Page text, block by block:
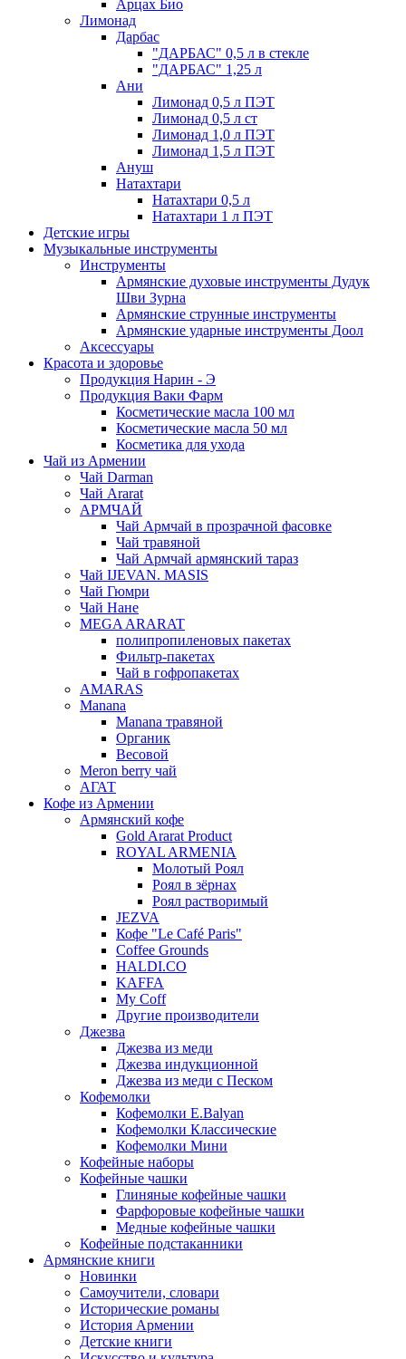
Арцах Био
Лимонад
Дарбас
"ДАРБАС" 0,5 л в стекле
"ДАРБАС" 1,25 л
Ани
Лимонад 0,5 л ПЭТ
Лимонад 0,5 л ст
Лимонад 1,0 л ПЭТ
Лимонад 1,5 л ПЭТ
Ануш
Натахтари
Натахтари 0,5 л
Натахтари 1 л ПЭТ
Детские игры
Музыкальные инструменты
Инструменты
Армянские духовые инструменты Дудук
Шви Зурна
Армянские струнные инструменты
Армянские ударные инструменты Доол
Аксессуары
Красота и здоровье
Продукция Нарин - Э
Продукция Ваки Фарм
Косметические масла 100 мл
Косметические масла 50 мл
Косметика для ухода
Чай из Армении
Чай Darman
Чай Ararat
АРМЧАЙ
Чай Армчай в прозрачной фасовке
Чай травяной
Чай Армчай армянский тараз
Чай IJEVAN. MASIS
Чай Гюмри
Чай Нане
MEGA ARARAT
полипропиленовых пакетах
Фильтр-пакетах
Чай в гофропакетах
AMARAS
Manana
Manana травяной
Органик
Весовой
Meron berry чай
АГАТ
Кофе из Армении
Армянский кофе
Gold Ararat Product
ROYAL ARMENIA
Молотый Роял
Роял в зёрнах
Роял растворимый
JEZVA
Кофе "Le Café Paris"
Coffee Grounds
HALDI.CO
KAFFA
My Coff
Другие производители
Джезва
Джезва из меди
Джезва индукционной
Джезва из меди с Песком
Кофемолки
Кофемолки E.Balyan
Кофемолки Классические
Кофемолки Мини
Кофейные наборы
Кофейные чашки
Глиняные кофейные чашки
Фарфоровые кофейные чашки
Медные кофейные чашки
Кофейные подстаканники
Армянские книги
Новинки
Самоучители, словари
Исторические романы
История Армении
Детские книги